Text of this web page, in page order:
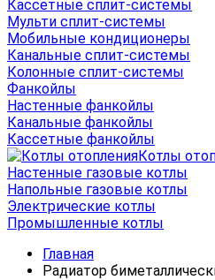
Кассетные сплит-системы
Мульти сплит-системы
Мобильные кондиционеры
Канальные сплит-системы
Колонные сплит-системы
Фанкойлы
Настенные фанкойлы
Канальные фанкойлы
Кассетные фанкойлы
Котлы
Настенные газовые котлы
Напольные газовые котлы
Электрические котлы
Промышленные котлы
Главная
Радиатор